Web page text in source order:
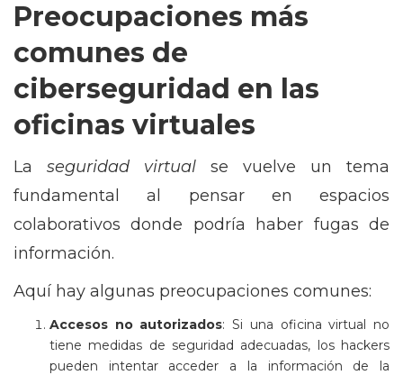
Preocupaciones más
comunes de
ciberseguridad en las
oficinas virtuales
La seguridad virtual se vuelve un tema
fundamental al pensar en espacios
colaborativos donde podría haber fugas de
información.
Aquí hay algunas preocupaciones comunes:
Accesos no autorizados: Si una oficina virtual no
tiene medidas de seguridad adecuadas, los hackers
pueden intentar acceder a la información de la